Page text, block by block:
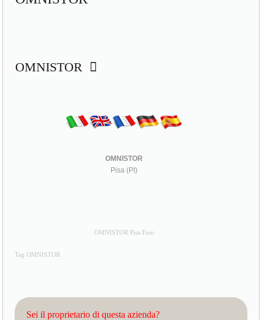
OMNISTOR
OMNISTOR
Pisa (PI)
OMNISTOR Pisa Foto
Tag OMNISTOR
Sei il proprietario di questa azienda?